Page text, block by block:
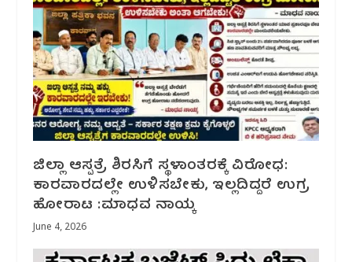
ಜಿಲ್ಲಾ ಆಸ್ಪತ್ರೆ ಶಿರಸಿಗೆ ಸ್ಥಳಾಂತರಕ್ಕೆ ವಿರೋಧ:
ಕಾರವಾರದಲ್ಲೇ ಉಳಿಸಬೇಕು, ಇಲ್ಲದಿದ್ದರೆ ಉಗ್ರ
ಹೋರಾಟ :ಮಾಧವ ನಾಯ್ಕ
June 4, 2026